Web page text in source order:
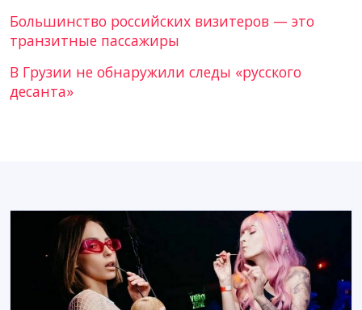
Большинство российских визитеров — это
транзитные пассажиры
В Грузии не обнаружили следы «русского
десанта»